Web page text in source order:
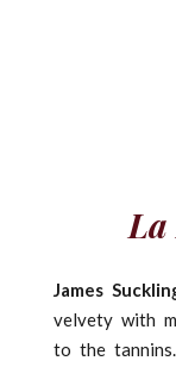
La
James
velvety with
to the